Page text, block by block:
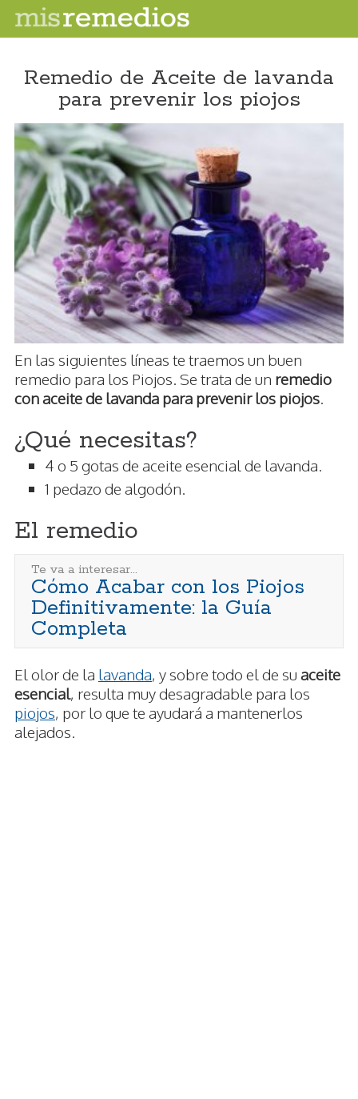
Remedio de Aceite de lavanda
para prevenir los piojos
En las siguientes líneas te traemos un buen
remedio para los Piojos. Se trata de un remedio
con aceite de lavanda para prevenir los piojos
¿Qué necesitas?
4 o 5 gotas de aceite esencial de lavanda.
1 pedazo de algodón.
El remedio
Te va a interesar...
Cómo Acabar con los Piojos
Definitivamente: la Guía
Completa
El olor de la lavanda, y sobre todo el de su aceite
esencial, resulta muy desagradable para los
piojos, por lo que te ayudará a mantenerlos
alejados.